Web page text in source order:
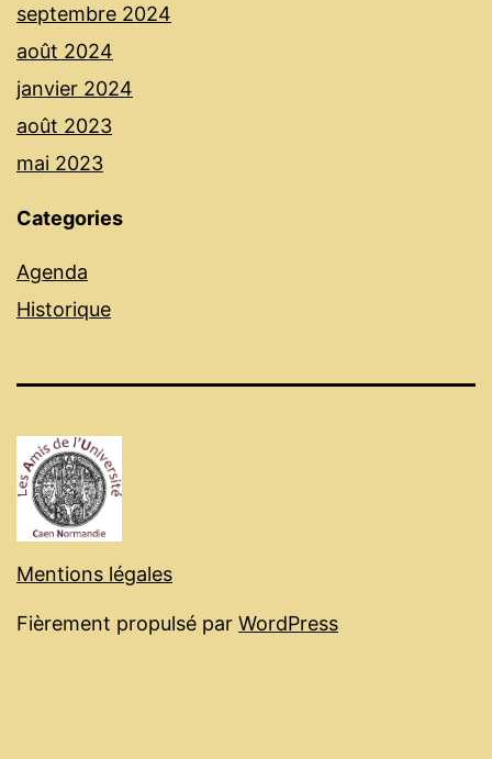
septembre 2024
août 2024
janvier 2024
août 2023
mai 2023
Categories
Agenda
Historique
Mentions légales
Fièrement propulsé par WordPress